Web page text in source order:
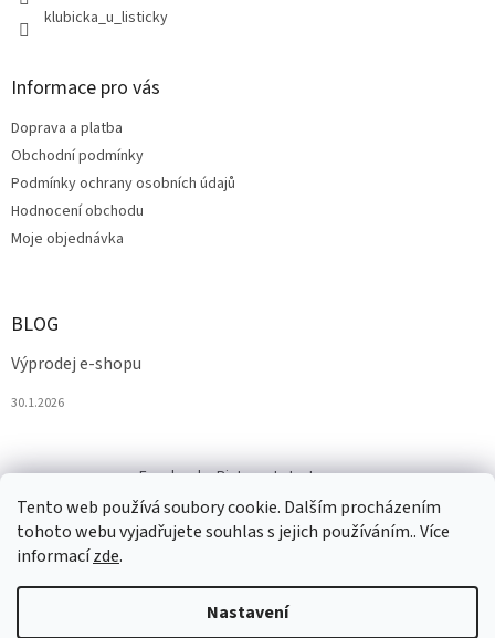
Tento web používá soubory cookie. Dalším procházením
tohoto webu vyjadřujete souhlas s jejich používáním.. Více
informacízde.
Nastavení
klubicka_u_listicky
Informace pro vás
Doprava a platba
Obchodní podmínky
Podmínky ochrany osobních údajů
Hodnocení obchodu
Moje objednávka
BLOG
Výprodej e-shopu
30.1.2026
Facebook Pinterest Instagram
Vytvořil Shoptet